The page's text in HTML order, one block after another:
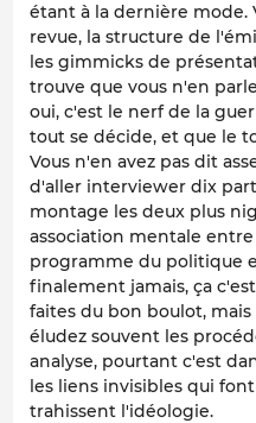
étant à la dernière mode.
revue, la structure de
les gimmicks de
trouve que vous n'en
oui, c'est le nerf de la
tout se décide, et que le
Vous n'en avez pas dit
d'aller interviewer dix
montage les deux plus
association mentale
programme du politique
finalement jamais, ça
faites du bon boulot,
éludez souvent les
analyse, pourtant c'est
les liens invisibles qui
trahissent l'idéologie.